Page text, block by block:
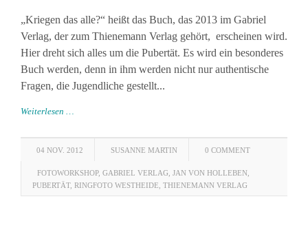
„Kriegen das alle?“ heißt das Buch, das 2013 im Gabriel
Verlag, der zum Thienemann Verlag gehört, erscheinen wird.
Hier dreht sich alles um die Pubertät. Es wird ein besonderes
Buch werden, denn in ihm werden nicht nur authentische
Fragen, die Jugendliche gestellt...
Weiterlesen …
04 NOV. 2012 SUSANNE MARTIN 0 COMMENT
FOTOWORKSHOP, GABRIEL VERLAG JAN VON HOLLEBEN
PUBERTÄT, RINGFOTO WESTHEIDE THIENEMANN VERLAG